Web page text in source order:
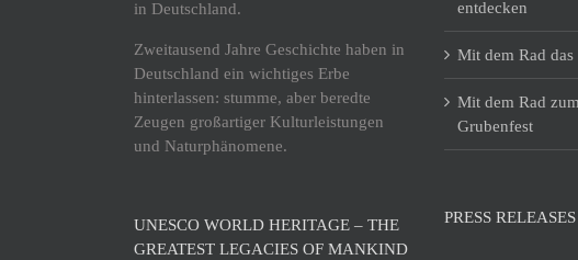
in Deutschland.
Zweitausend Jahre Geschichte haben in
Deutschland ein wichtiges Erbe
hinterlassen: stumme, aber beredte
Zeugen großartiger Kulturleistungen
und Naturphänomene.
UNESCO WORLD HERITAGE – THE
GREATEST LEGACIES OF MANKIND
entdecken
Mit dem Rad
Mit dem Rad
Grubenfest
PRESS RELEASES